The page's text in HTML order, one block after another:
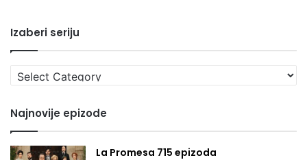
Izaberi seriju
Izaberi
seriju
Najnovije epizode
La Promesa 715 epizoda